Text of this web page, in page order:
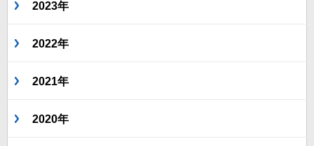
2023年
2022年
2021年
2020年